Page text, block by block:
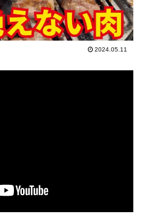
2024.05.11